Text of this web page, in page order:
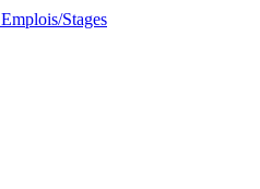
Emplois/Stages